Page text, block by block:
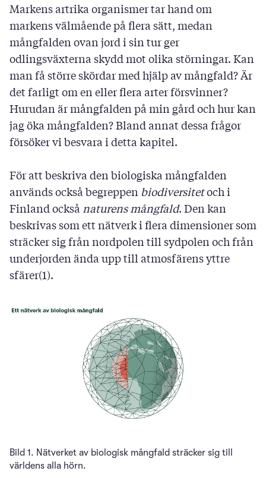
Markens artrika organismer tar hand om
markens välmående på flera sätt, medan
mångfalden ovan jord i sin tur ger
odlingsväxterna skydd mot olika störningar. Kan
man få större skördar med hjälp av mångfald? Är
det farligt om en eller flera arter försvinner?
Hurudan är mångfalden på min gård och hur kan
jag öka mångfalden? Bland annat dessa frågor
försöker vi besvara i detta kapitel.
För att beskriva den biologiska mångfalden
används också begreppenbiodiversitetoch i
Finland ocksånaturens mångfald. Den kan
beskrivas som ett nätverk i flera dimensioner som
sträcker sig från nordpolen till sydpolen och från
underjorden ända upp till atmosfärens yttre
sfärer(1).
Bild 1. Nätverket av biologisk mångfald sträcker sig till
världens alla hörn.